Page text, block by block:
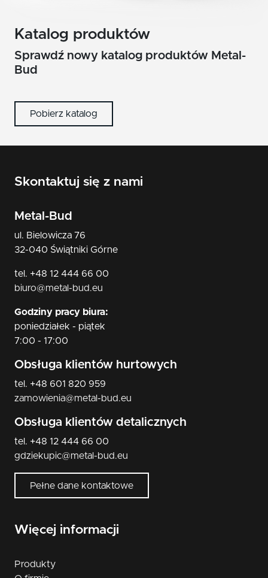
czarny
Katalog produktów
Sprawdź nowy katalog produktów Metal-
Bud
Pobierz katalog
Skontaktuj się z nami
Metal-Bud
ul. Bielowicza 76
32-040 Świątniki Górne
tel. +48 12 444 66 00
biuro@metal-bud.eu
Godziny pracy biura:
poniedziałek - piątek
7:00 - 17:00
Obsługa klientów hurtowych
tel. +48 601 820 959
zamowienia@metal-bud.eu
Obsługa klientów detalicznych
tel. +48 12 444 66 00
gdziekupic@metal-bud.eu
Pełne dane kontaktowe
Więcej informacji
Produkty